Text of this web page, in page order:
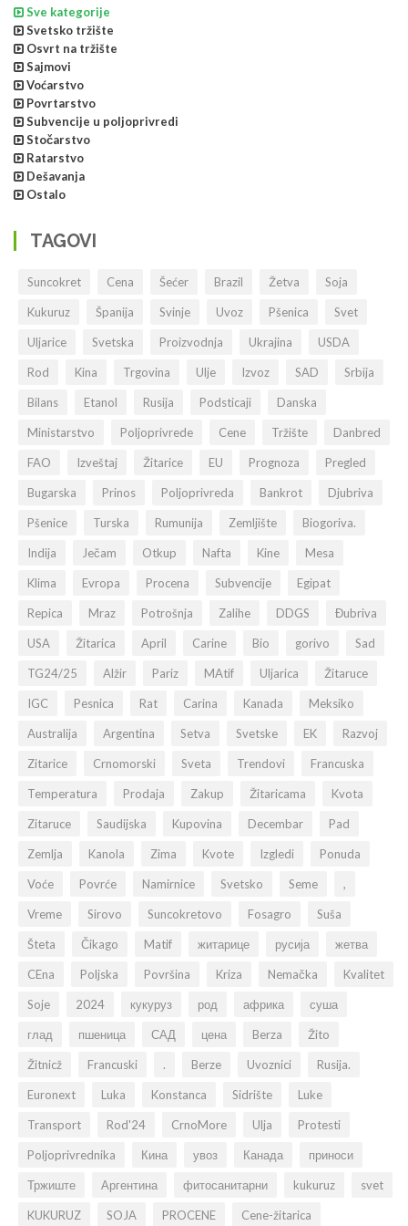
Sve kategorije
Svetsko tržište
Osvrt na tržište
Sajmovi
Voćarstvo
Povrtarstvo
Subvencije u poljoprivredi
Stočarstvo
Ratarstvo
Dešavanja
Ostalo
TAGOVI
Suncokret Cena Šećer Brazil Žetva Soja
Kukuruz Španija Svinje Uvoz Pšenica Svet
Uljarice Svetska Proizvodnja Ukrajina USDA
Rod Kina Trgovina Ulje Izvoz SAD Srbija
Bilans Etanol Rusija Podsticaji Danska
Ministarstvo Poljoprivrede Cene Tržište Danbred
FAO Izveštaj Žitarice EU Prognoza Pregled
Bugarska Prinos Poljoprivreda Bankrot Djubriva
Pšenice Turska Rumunija Zemljište Biogoriva.
Indija Ječam Otkup Nafta Kine Mesa
Klima Evropa Procena Subvencije Egipat
Repica Mraz Potrošnja Zalihe DDGS Đubriva
USA Žitarica April Carine Bio gorivo Sad
TG24/25 Alžir Pariz MAtif Uljarica Žitaruce
IGC Pesnica Rat Carina Kanada Meksiko
Australija Argentina Setva Svetske EK Razvoj
Zitarice Crnomorski Sveta Trendovi Francuska
Temperatura Prodaja Zakup Žitaricama Kvota
Zitaruce Saudijska Kupovina Decembar Pad
Zemlja Kanola Zima Kvote Izgledi Ponuda
Voće Povrće Namirnice Svetsko Seme ,
Vreme Sirovo Suncokretovo Fosagro Suša
Šteta Čikago Matif житарице русија жетва
CEna Poljska Površina Kriza Nemačka Kvalitet
Soje 2024 кукуруз род африка суша
глад пшеница САД цена Berza Žito
Žitnicž Francuski . Berze Uvoznici Rusija.
Euronext Luka Konstanca Sidrište Luke
Transport Rod'24 CrnoMore Ulja Protesti
Poljoprivrednika Кина увоз Канада приноси
Тржиште Аргентина фитосанитарни kukuruz svet
KUKURUZ SOJA PROCENE Cene-žitarica